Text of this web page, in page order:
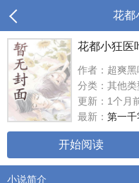
花都
花都小狂医
作者：超爽黑
分类：其他类
更新：1个月
最新： 第一
开始阅读
小说简介